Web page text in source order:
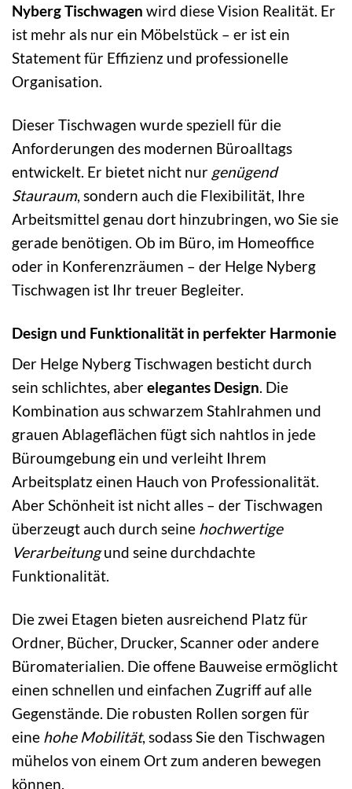
Nyberg Tischwagen wird diese Vision Realität. Er
ist mehr als nur ein Möbelstück – er ist ein
Statement für Effizienz und professionelle
Organisation.
Dieser Tischwagen wurde speziell für die
Anforderungen des modernen Büroalltags
entwickelt. Er bietet nicht nur genügend
Stauraum, sondern auch die Flexibilität, Ihre
Arbeitsmittel genau dort hinzubringen, wo Sie sie
gerade benötigen. Ob im Büro, im Homeoffice
oder in Konferenzräumen – der Helge Nyberg
Tischwagen ist Ihr treuer Begleiter.
Design und Funktionalität in perfekter Harmonie
Der Helge Nyberg Tischwagen besticht durch
sein schlichtes, aberelegantes Design. Die
Kombination aus schwarzem Stahlrahmen und
grauen Ablageflächen fügt sich nahtlos in jede
Büroumgebung ein und verleiht Ihrem
Arbeitsplatz einen Hauch von Professionalität.
Aber Schönheit ist nicht alles – der Tischwagen
überzeugt auch durch seine hochwertige
Verarbeitungund seine durchdachte
Funktionalität.
Die zwei Etagen bieten ausreichend Platz für
Ordner, Bücher, Drucker, Scanner oder andere
Büromaterialien. Die offene Bauweise ermöglicht
einen schnellen und einfachen Zugriff auf alle
Gegenstände. Die robusten Rollen sorgen für
eine hohe Mobilität, sodass Sie den Tischwagen
mühelos von einem Ort zum anderen bewegen
können.